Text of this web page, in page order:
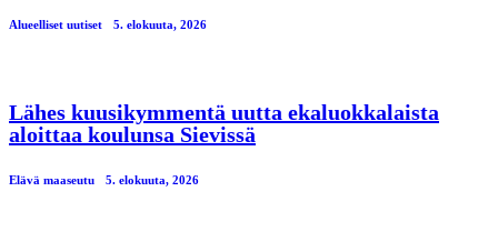
Alueelliset uutiset 5. elokuuta, 2026
Lähes kuusikymmentä uutta ekaluokkalaista
aloittaa koulunsa Sievissä
Elävä maaseutu 5. elokuuta, 2026